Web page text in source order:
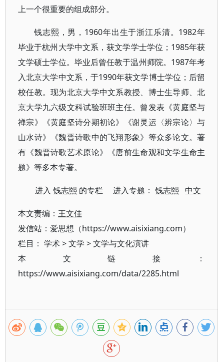
上一个很重要的组成部分。
钱志熙，男，1960年出生于浙江乐清。1982年
毕业于杭州大学中文系，获文学学士学位；1985年获
文学硕士学位。毕业后曾任教于温州师院。1987年考
入北京大学中文系，于1990年获文学博士学位；后留
校任教。现为北京大学中文系教授、博士生导师、北
京大学九六级文科试验班班主任。曾发表《黄庭坚与
禅宗》《黄庭坚诗分期初论》《谢灵运〈辨宗论〉与
山水诗》《魏晋诗歌中的飞翔形象》等众多论文。著
有《魏晋诗歌艺术原论》《唐前生命观和文学生命主
题》等多本专著。
进入钱志熙 的专栏 进入专题：钱志熙 中文
本文责编： 王文佳
发信站：爱思想（https://www.aisixiang.com）
栏目： 学术>文学 >文学与文化演讲
本文链接：
https://www.aisixiang.com/data/2285.html